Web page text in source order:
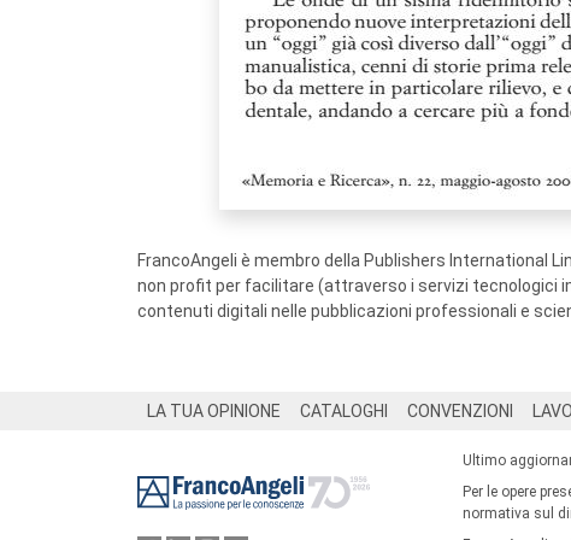
FrancoAngeli è membro della Publishers International
non profit per facilitare (attraverso i servizi tecnologici
contenuti digitali nelle pubblicazioni professionali e
LA TUA OPINIONE CATALOGHI CONVENZIONI
Ultimo
Per le opere
normativa sul